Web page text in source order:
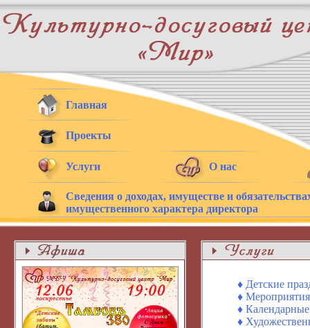
Главная
Проекты
Услуги О нас
Сведения о доходах, имуществе и
имущественного характера директора
♦ Детские
♦
♦
♦